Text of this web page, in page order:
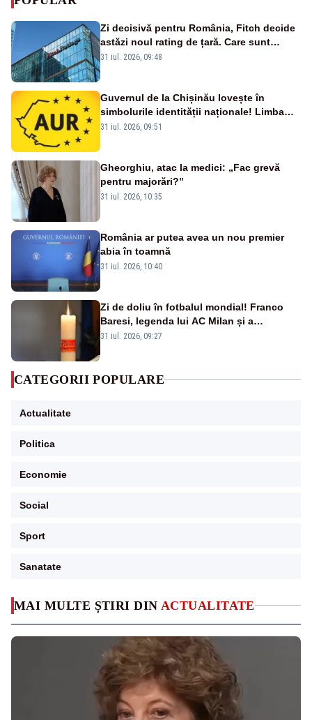
MAI MULTE ȘTIRI DIN ACTUALITATE
Zi decisivă pentru România, Fitch decide
astăzi noul rating de țară. Care sunt
efectele retrogradării la categoria „junk”
31 iul. 2026, 09:48
Guvernul de la Chișinău lovește în
simbolurile identității naționale! Limba
română nu se economisește! Limba
31 iul. 2026, 09:51
Gheorghiu, atac la medici: „Fac grevă
pentru majorări?”
31 iul. 2026, 10:35
România ar putea avea un nou premier
abia în toamnă
31 iul. 2026, 10:40
Zi de doliu în fotbalul mondial! Franco
Baresi, legenda lui AC Milan și a
naționalei Italiei, a murit
31 iul. 2026, 09:27
CATEGORII POPULARE
Actualitate
Politica
Economie
Social
Sport
Sanatate